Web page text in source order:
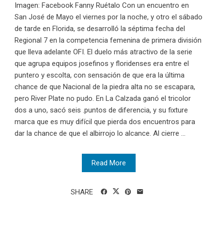
Imagen: Facebook Fanny Ruétalo Con un encuentro en
San José de Mayo el viernes por la noche, y otro el sábado
de tarde en Florida, se desarrolló la séptima fecha del
Regional 7 en la competencia femenina de primera división
que lleva adelante OFI. El duelo más atractivo de la serie
que agrupa equipos josefinos y floridenses era entre el
puntero y escolta, con sensación de que era la última
chance de que Nacional de la piedra alta no se escapara,
pero River Plate no pudo. En La Calzada ganó el tricolor
dos a uno, sacó seis .puntos de diferencia, y su fixture
marca que es muy difícil que pierda dos encuentros para
dar la chance de que el albirrojo lo alcance. Al cierre ...
Read More
SHARE